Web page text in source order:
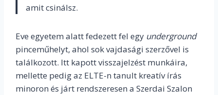
amit csinálsz.
Eve egyetem alatt fedezett fel egy underground
pinceműhelyt, ahol sok vajdasági szerzővel is
találkozott. Itt kapott visszajelzést munkáira,
mellette pedig az ELTE-n tanult kreatív írás
minoron és járt rendszeresen a Szerdai Szalon